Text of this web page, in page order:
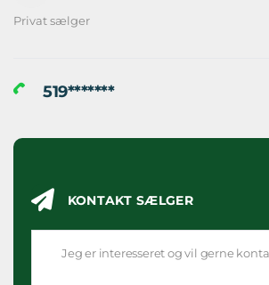
Privat sælger
519*******
KONTAKT SÆLGER